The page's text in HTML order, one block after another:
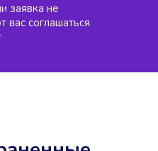
заявка не
вас соглашаться